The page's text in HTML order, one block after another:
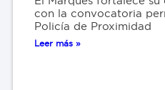
con la convocatoria
Policía de Proximidad
Leer más »